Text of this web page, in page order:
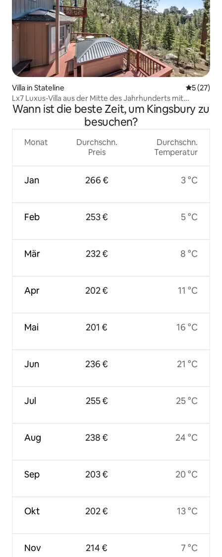
Villa in Stateline
5 (27)
Lx7 Luxus-Villa aus der Mitte des Jahrhunderts mit
Whirlpool
Wann ist die beste Zeit, um Kingsbury zu
besuchen?
Monat
Jan
Feb
Mär
Apr
Mai
Jun
Jul
Aug
Sep
Okt
Nov
Durchschn.
Preis
266 €
253 €
232 €
202 €
201 €
236 €
255 €
238 €
203 €
202 €
214 €
Durchschn.
Temperatur
3 °C
5 °C
8 °C
11 °C
16 °C
21 °C
25 °C
24 °C
20 °C
13 °C
7 °C